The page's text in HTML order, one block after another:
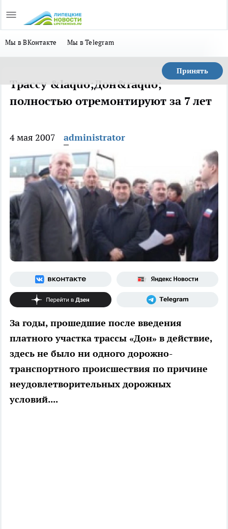
Мы в ВКонтакте Мы в Telegram
Принять
Трассу &laquo;Дон&raquo;
полностью отремонтируют за 7 лет
4 мая 2007 administrator
За годы, прошедшие после введения
платного участка трассы «Дон» в действие,
здесь не было ни одного дорожно-
транспортного происшествия по причине
неудовлетворительных дорожных
условий....